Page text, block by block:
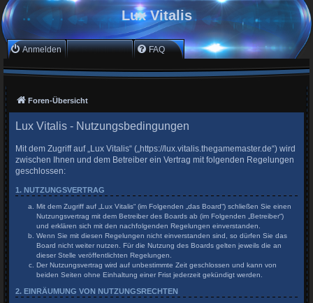
Lux Vitalis
Anmelden Registrieren FAQ
Foren-Übersicht
Lux Vitalis - Nutzungsbedingungen
Mit dem Zugriff auf „Lux Vitalis“ („https://lux.vitalis.thegamemaster.de“) wird
zwischen Ihnen und dem Betreiber ein Vertrag mit folgenden Regelungen
geschlossen:
1. NUTZUNGSVERTRAG
Mit dem Zugriff auf „Lux Vitalis“ (im Folgenden „das Board“) schließen Sie einen
Nutzungsvertrag mit dem Betreiber des Boards ab (im Folgenden „Betreiber“)
und erklären sich mit den nachfolgenden Regelungen einverstanden.
Wenn Sie mit diesen Regelungen nicht einverstanden sind, so dürfen Sie das
Board nicht weiter nutzen. Für die Nutzung des Boards gelten jeweils die an
dieser Stelle veröffentlichten Regelungen.
Der Nutzungsvertrag wird auf unbestimmte Zeit geschlossen und kann von
beiden Seiten ohne Einhaltung einer Frist jederzeit gekündigt werden.
2. EINRÄUMUNG VON NUTZUNGSRECHTEN